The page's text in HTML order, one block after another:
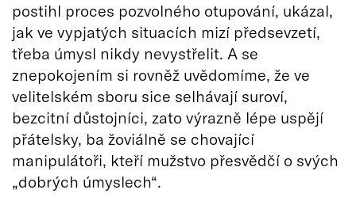
postihl proces pozvolného otupování, ukázal,
jak ve vypjatých situacích mizí předsevzetí,
třeba úmysl nikdy nevystřelit. A se
znepokojením si rovněž uvědomíme, že ve
velitelském sboru sice selhávají suroví,
bezcitní důstojníci, zato výrazně lépe uspějí
přátelsky, ba žoviálně se chovající
manipulátoři, kteří mužstvo přesvědčí o svých
„dobrých úmyslech“.